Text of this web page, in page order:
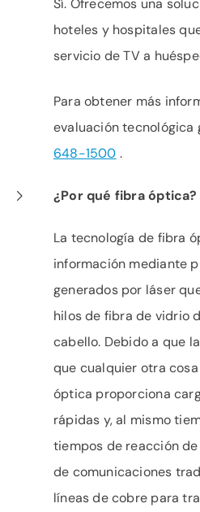
Sí. Ofrecemos una
hoteles y hospitales
servicio de TV a
Para obtener más
evaluación tecnológica
648-1500 .
¿Por qué fibra óptica?
La tecnología de fibra
información mediante
generados por láser
hilos de fibra de vidrio
cabello. Debido a que
que cualquier otra
óptica proporciona
rápidas y, al mismo
tiempos de reacción
de comunicaciones
líneas de cobre para